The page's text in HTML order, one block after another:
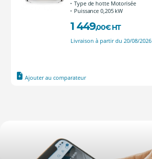
Type de hotte Motorisée
Puissance 0,205 kW
1 449,00€ HT
Livraison à partir du 20/08/2026
Ajouter au comparateur